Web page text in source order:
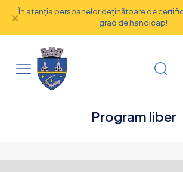
În atenţia persoanelor deţinătoare de
grad de handicap!
✕
Program liber